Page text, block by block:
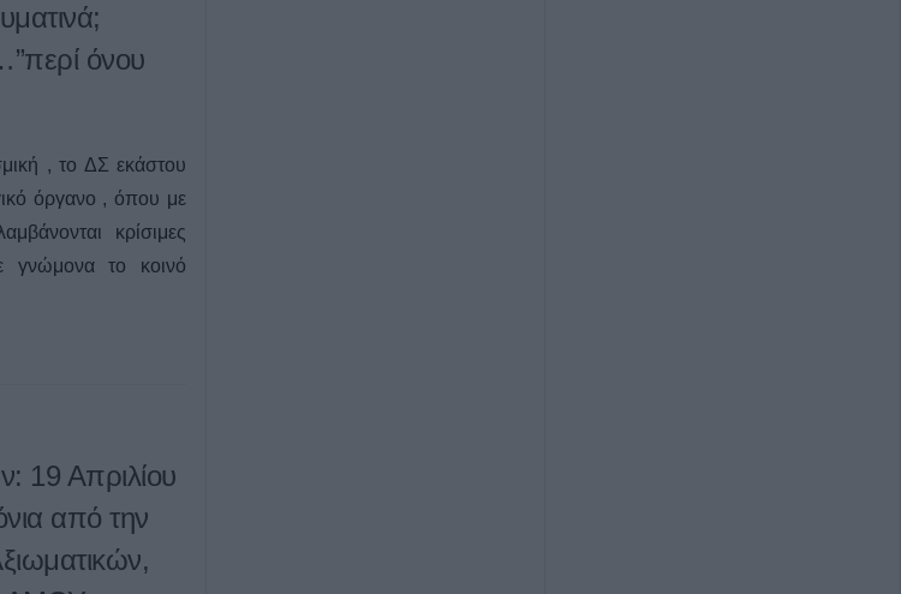
όνου
, το ΔΣ εκάστου
όργανο , όπου με
κρίσιμες
γνώμονα το κοινό
19 Απριλίου
από την